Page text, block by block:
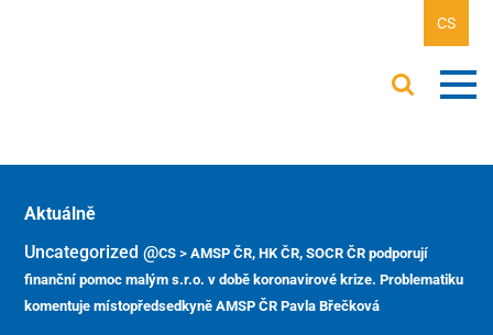
CS
Aktuálně
Uncategorized @cs >AMSP ČR, HK ČR, SOCR ČR podporují
finanční pomoc malým s.r.o. v době koronavirové krize. Problematiku
komentuje místopředsedkyně AMSP ČR Pavla Břečková